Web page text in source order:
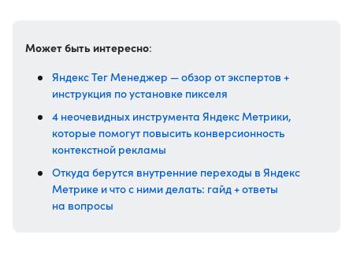
Может быть интересно:
Яндекс Тег Менеджер — обзор от экспертов +
инструкция по установке пикселя
4 неочевидных инструмента Яндекс Метрики,
которые помогут повысить конверсионность
контекстной рекламы
Откуда берутся внутренние переходы в Яндекс
Метрике и что с ними делать: гайд + ответы
на вопросы